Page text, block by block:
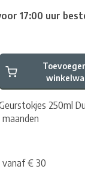
17:00 uur
250ml
vanaf € 30